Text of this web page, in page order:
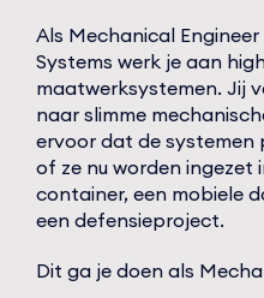
Als Mechanical
Systems werk je aan
maatwerksystemen. Jij
naar slimme
ervoor dat de
of ze nu worden ingezet
container, een mobiele
een defensieproject.
Dit ga je doen als